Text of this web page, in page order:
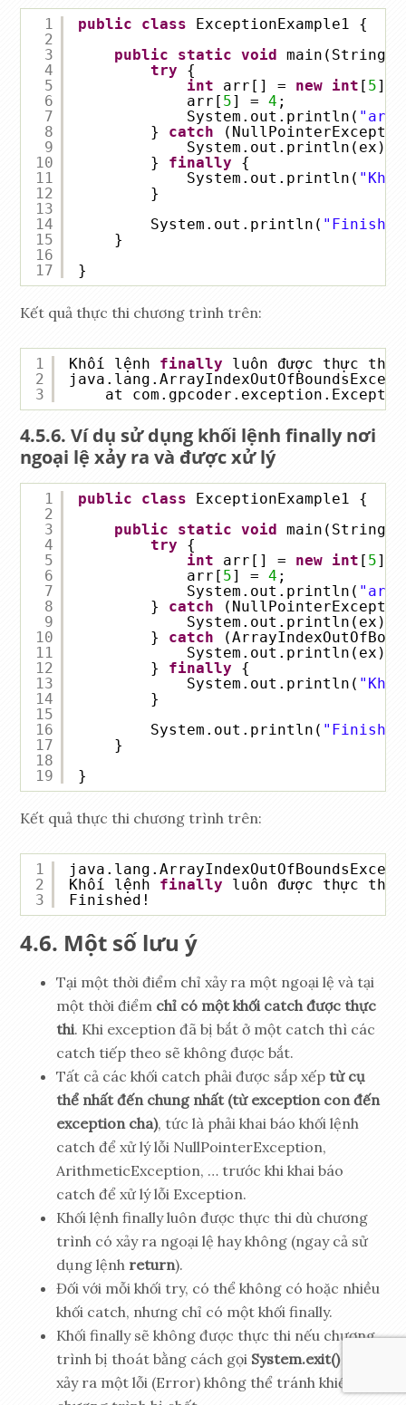
1
2
3
4
5
6
7
8
9
10
11
12
13
14
15
16
17
public class
ExceptionExample1 {
public
static void
try
{
int
arr[] = new int [ 5];
arr[ 5] = 4 ;
System.out.println(
} catch
System.out.println(ex);
} finally
{
System.out.println(
}
System.out.println(
}
}
Kết quả thực thi chương trình trên:
1
2
3
Khối lệnh finally
luôn được thực
at
Ví dụ sử dụng khối lệnh finally nơi
ngoại lệ xảy ra và được xử lý
1
2
3
4
5
6
7
8
9
10
11
12
13
14
15
16
17
18
19
public class
ExceptionExample1 {
public
static void
try
{
int
arr[] = new int [ 5];
arr[ 5] = 4 ;
System.out.println(
} catch
System.out.println(ex);
} catch
System.out.println(ex);
} finally
{
System.out.println(
}
System.out.println(
}
}
Kết quả thực thi chương trình trên:
1
2
3
Khối lệnh finally
luôn được thực thi
Finished!
Một số lưu ý
Tại một thời điểm chỉ xảy ra một ngoại lệ và tại
một thời điểm chỉ có một khối catch được thực
thi. Khi exception đã bị bắt ở một catch thì các
catch tiếp theo sẽ không được bắt.
Tất cả các khối catch phải được sắp xếp từ cụ
thể nhất đến chung nhất (từ exception con đến
exception cha), tức là phải khai báo khối lệnh
catch để xử lý lỗi NullPointerException,
ArithmeticException, … trước khi khai báo
catch để xử lý lỗi Exception.
Khối lệnh finally luôn được thực thi dù chương
trình có xảy ra ngoại lệ hay không (ngay cả sử
dụng lệnh return).
Đối với mỗi khối try, có thể không có hoặc nhiều
khối catch, nhưng chỉ có một khối finally.
Khối finally sẽ không được thực thi nếu chương
trình bị thoát bằng cách gọi System.exit()hoặc
xảy ra một lỗi (Error) không thể tránh khiến